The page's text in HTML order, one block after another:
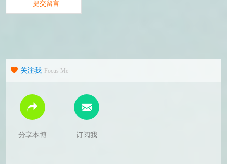
关注我 Focus Me
分享本博 订阅我